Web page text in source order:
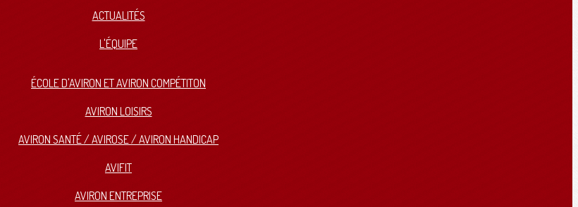
ACTUALITÉS
L'ÉQUIPE
ÉCOLE D'AVIRON ET AVIRON COMPÉTITON
AVIRON LOISIRS
AVIRON SANTÉ / AVIROSE / AVIRON HANDICAP
AVIFIT
AVIRON ENTREPRISE